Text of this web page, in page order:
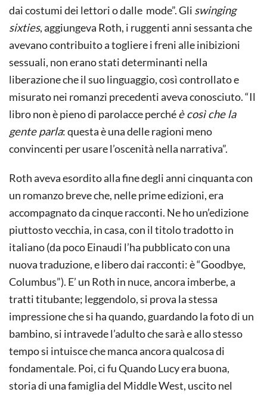
dai costumi dei lettori o dalle mode”. Gli swinging
sixties, aggiungeva Roth, i ruggenti anni sessanta che
avevano contribuito a togliere i freni alle inibizioni
sessuali, non erano stati determinanti nella
liberazione che il suo linguaggio, così controllato e
misurato nei romanzi precedenti aveva conosciuto. “Il
libro non è pieno di parolacce perchéè così che la
gente parla: questa è una delle ragioni meno
convincenti per usare l’oscenità nella narrativa”.
Roth aveva esordito alla fine degli anni cinquanta con
un romanzo breve che, nelle prime edizioni, era
accompagnato da cinque racconti. Ne ho un’edizione
piuttosto vecchia, in casa, con il titolo tradotto in
italiano (da poco Einaudi l’ha pubblicato con una
nuova traduzione, e libero dai racconti: è “Goodbye,
Columbus”). E’ un Roth in nuce, ancora imberbe, a
tratti titubante; leggendolo, si prova la stessa
impressione che si ha quando, guardando la foto di un
bambino, si intravede l’adulto che sarà e allo stesso
tempo si intuisce che manca ancora qualcosa di
fondamentale. Poi, ci fu Quando Lucy era buona,
storia di una famiglia del Middle West, uscito nel